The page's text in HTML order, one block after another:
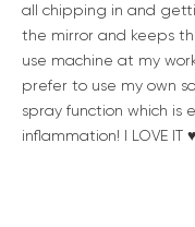
all chipping in and
the mirror and keeps
use machine at my
prefer to use my own
spray function which is
inflammation! I LOVE IT ♥️